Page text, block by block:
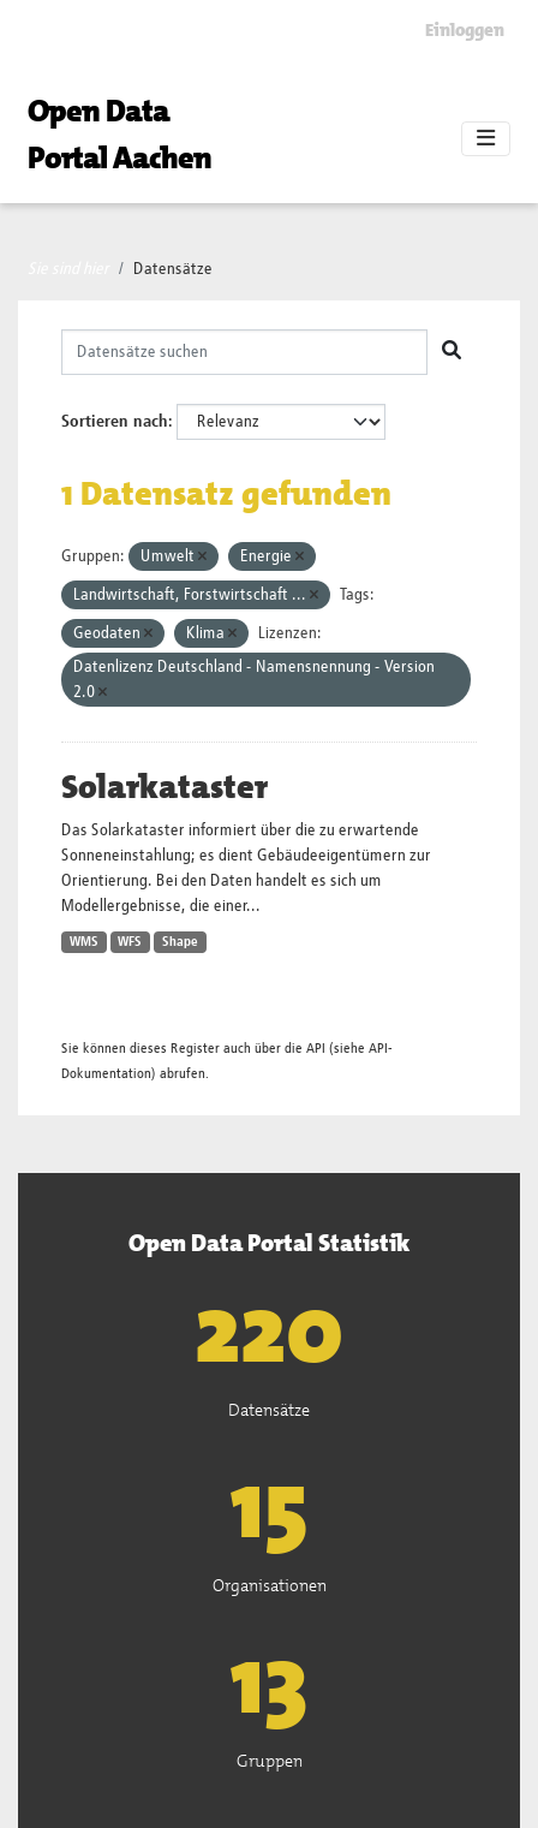
Einloggen
Open Data
Portal Aachen
Datensätze
Sortieren nach
1 Datensatz gefunden
Gruppen: Umwelt Energie
Landwirtschaft, Forstwirtschaft ... Tags:
Geodaten Klima
Lizenzen:
Datenlizenz Deutschland - Namensnennung - Version
2.0
Solarkataster
Das Solarkataster informiert über die zu erwartende
Sonneneinstahlung; es dient Gebäudeeigentümern zur
Orientierung. Bei den Daten handelt es sich um
Modellergebnisse, die einer...
WMS WFS Shape
Sie können dieses Register auch über die API (siehe API-
Dokumentation) abrufen.
Open Data Portal Statistik
222
Datensätze
15
Organisationen
13
Gruppen